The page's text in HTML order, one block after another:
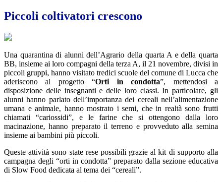
Piccoli coltivatori crescono
Una quarantina di alunni dell’Agrario della quarta A e della quarta
BB, insieme ai loro compagni della terza A, il 21 novembre, divisi in
piccoli gruppi, hanno visitato tredici scuole del comune di Lucca che
aderiscono al progetto “Orti in condotta”, mettendosi a
disposizione delle insegnanti e delle loro classi. In particolare, gli
alunni hanno parlato dell’importanza dei cereali nell’alimentazione
umana e animale, hanno mostrato i semi, che in realtà sono frutti
chiamati “cariossidi”, e le farine che si ottengono dalla loro
macinazione, hanno preparato il terreno e provveduto alla semina
insieme ai bambini più piccoli.
Queste attività sono state rese possibili grazie al kit di supporto alla
campagna degli “orti in condotta” preparato dalla sezione educativa
di Slow Food dedicata al tema dei “cereali”.